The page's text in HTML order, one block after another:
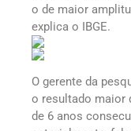
o de maior
explica o IBGE.
O gerente da
o resultado maior
de 6 anos